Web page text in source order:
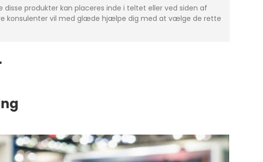
produkter kan placeres inde i teltet eller ved siden af
konsulenter vil med glæde hjælpe dig med at vælge de rette